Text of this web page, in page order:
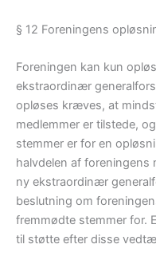
§ 12 Foreningens
Foreningen kan kun
ekstraordinær
opløses kræves, at
medlemmer er tilstede,
stemmer er for en
halvdelen af foreningens
ny ekstraordinær
beslutning om
fremmødte stemmer for.
til støtte efter disse